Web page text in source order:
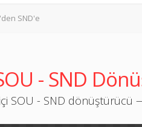
SND'e
- SND
SOU - SND dönüştürücü